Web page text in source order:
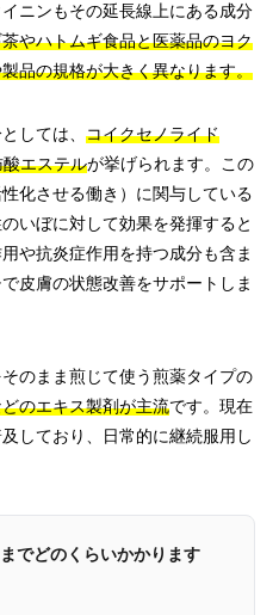
ニンもその延長線上にある成分
やハトムギ食品と医薬品のヨク
品の規格が大きく異なります。
しては、 コイクセノライド
エステルが挙げられます。この
化させる働き）に関与している
いぼに対して効果を発揮すると
や抗炎症作用を持つ成分も含ま
皮膚の状態改善をサポートしま
のまま煎じて使う煎薬タイプの
のエキス製剤が主流です。現在
しており、日常的に継続服用し
でどのくらいかかります